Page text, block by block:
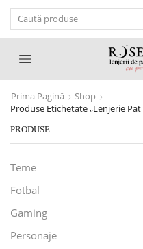
Prima Pagină
Shop
Produse Etichetate „lenjerie
PRODUSE
Teme
Fotbal
Gaming
Personaje